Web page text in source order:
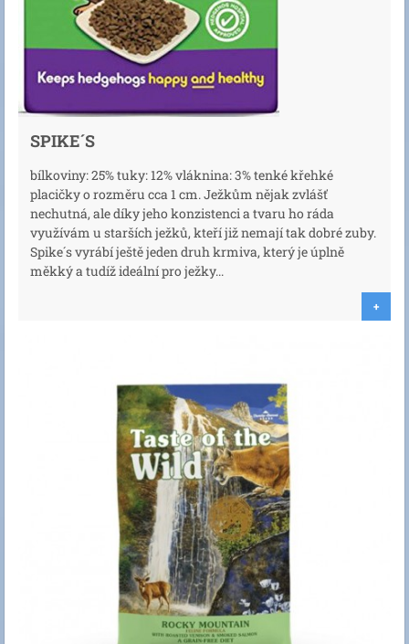
SPIKE´S
bílkoviny: 25% tuky: 12% vláknina: 3% tenké křehké
placičky o rozměru cca 1 cm. Ježkům nějak zvlášť
nechutná, ale díky jeho konzistenci a tvaru ho ráda
využívám u starších ježků, kteří již nemají tak dobré zuby.
Spike´s vyrábí ještě jeden druh krmiva, který je úplně
měkký a tudíž ideální pro ježky...
+